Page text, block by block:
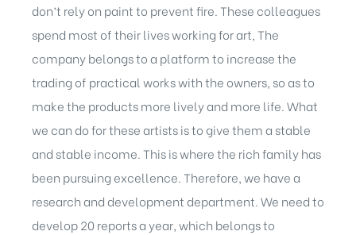
don’t rely on paint to prevent fire. These colleagues
spend most of their lives working for art, The
company belongs to a platform to increase the
trading of practical works with the owners, so as to
make the products more lively and more life. What
we can do for these artists is to give them a stable
and stable income. This is where the rich family has
been pursuing excellence. Therefore, we have a
research and development department. We need to
develop 20 reports a year, which belongs to